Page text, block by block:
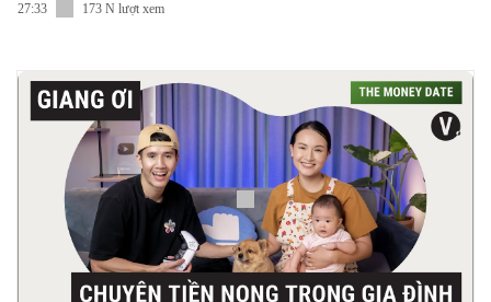
27:33 173 N lượt xem